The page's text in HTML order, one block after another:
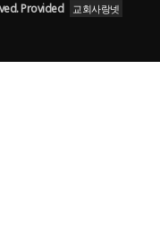
Provided 교회사랑넷